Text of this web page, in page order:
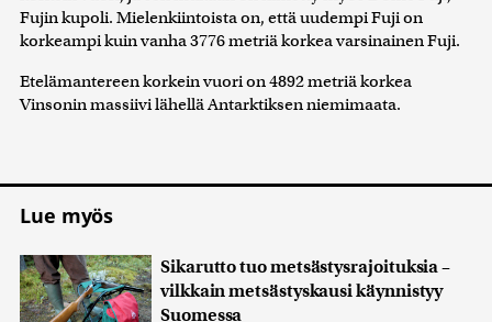
Fujin kupoli. Mielenkiintoista on, että uudempi Fuji on
korkeampi kuin vanha 3776 metriä korkea varsinainen Fuji.
Etelämantereen korkein vuori on 4892 metriä korkea
Vinsonin massiivi lähellä Antarktiksen niemimaata.
Lue myös
Sikarutto tuo metsästysrajoituksia –
vilkkain metsästyskausi käynnistyy
Suomessa